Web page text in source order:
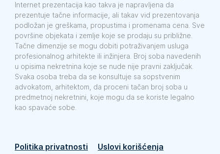
Internet prezentacija kao takva je napravljena da
prezentuje tačne informacije, ali takav vid prezentovanja
podložan je greškama, propustima i promenama cena. Sve
površine objekata i zemlje koje se prodaju su približne.
Tačne dimenzije se mogu dobiti potraživanjem usluga
profesionalnog arhitekte ili inžinjera. Broj soba navedenih
u opisima nekretnina koje se nude nije pravni zaključak.
Svaka osoba treba da se konsultuje sa sopstvenim
advokatom, arhitektom, da proceni tačan broj soba u
predmetnoj nekretnini, koje mogu da se koriste legalno
kao spavaće sobe.
Politika privatnosti Uslovi korišćenja